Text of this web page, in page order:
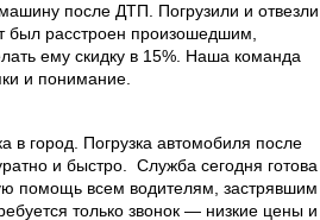
после ДТП. Погрузили и отвезли
расстроен произошедшим,
ему скидку в 15%. Наша команда
и понимание.
в город. Погрузка автомобиля после
и быстро. Служба сегодня готова
помощь всем водителям, застрявшим
только звонок — низкие цены и